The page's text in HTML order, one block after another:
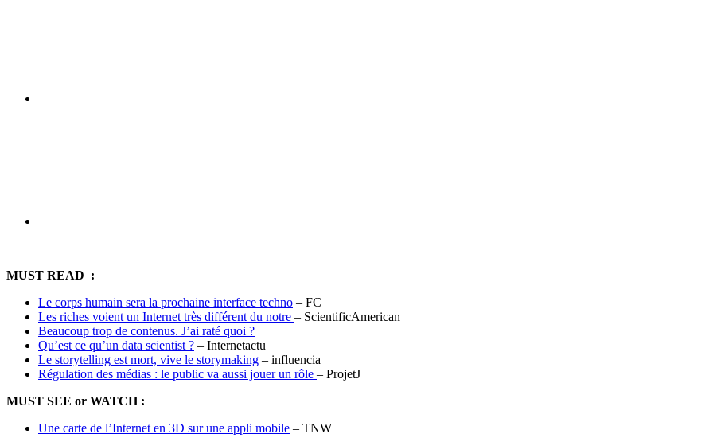
MUST READ :
Le corps humain sera la prochaine interface techno – FC
Les riches voient un Internet très différent du notre – ScientificAmerican
Beaucoup trop de contenus. J’ai raté quoi ?
Qu’est ce qu’un data scientist ? – Internetactu
Le storytelling est mort, vive le storymaking – influencia
Régulation des médias : le public va aussi jouer un rôle – ProjetJ
MUST SEE or WATCH :
Une carte de l’Internet en 3D sur une appli mobile – TNW